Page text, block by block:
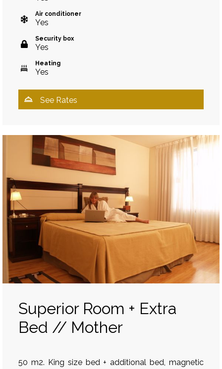
Air conditioner
Yes
Security box
Yes
Heating
Yes
See Rates
Superior Room + Extra
Bed // Mother
50 m2. King size bed + additional bed, magnetic